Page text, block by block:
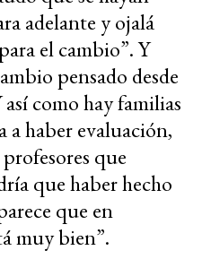
adelante y ojalá
el cambio”. Y
pensado desde
como hay familias
a haber evaluación,
que
que haber hecho
que en
muy bien”.